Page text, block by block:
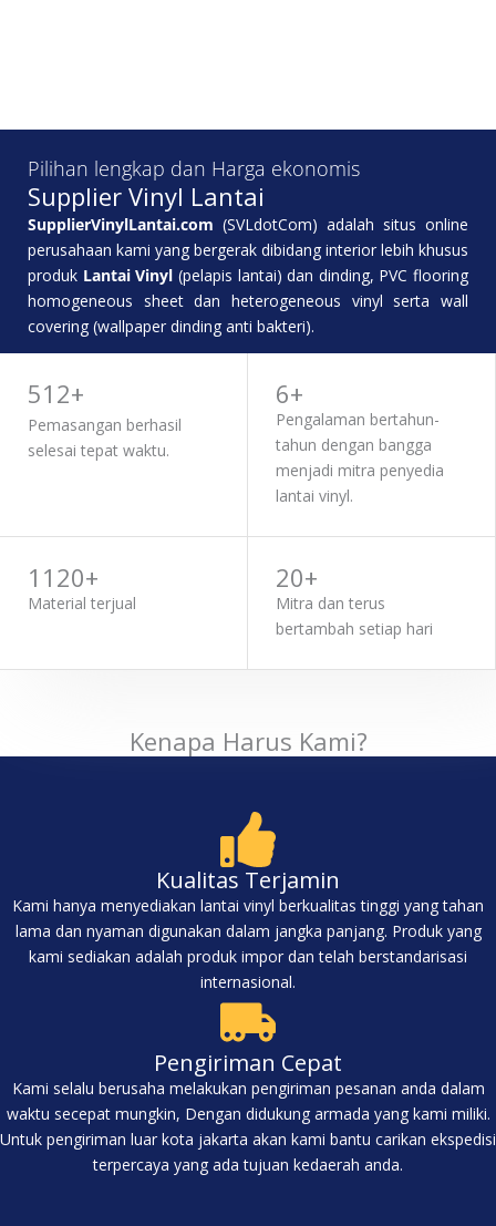
Pilihan lengkap dan Harga ekonomis
Supplier Vinyl Lantai
SupplierVinylLantai.com (SVLdotCom) adalah situs online
perusahaan kami yang bergerak dibidang interior lebih khusus
produk Lantai Vinyl (pelapis lantai) dan dinding, PVC flooring
homogeneous sheet dan heterogeneous vinyl serta wall
covering (wallpaper dinding anti bakteri).
TENTANG KAMI
512+
Pemasangan berhasil
selesai tepat waktu.
6+
Pengalaman bertahun-
tahun dengan bangga
menjadi mitra penyedia
lantai vinyl.
1120+
Material terjual
20+
Mitra dan terus
bertambah setiap hari
Kenapa Harus Kami?
Kualitas Terjamin
Kami hanya menyediakan lantai vinyl berkualitas tinggi yang tahan
lama dan nyaman digunakan dalam jangka panjang. Produk yang
kami sediakan adalah produk impor dan telah berstandarisasi
internasional.
Pengiriman Cepat
Kami selalu berusaha melakukan pengiriman pesanan anda dalam
waktu secepat mungkin, Dengan didukung armada yang kami miliki.
Untuk pengiriman luar kota jakarta akan kami bantu carikan ekspedisi
terpercaya yang ada tujuan kedaerah anda.